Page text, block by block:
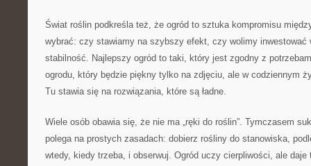
Świat roślin podkreśla też, że ogród to sztuka kompromisu
wybrać: czy stawiamy na szybszy efekt, czy wolimy inwestować
stabilność. Najlepszy ogród to taki, który jest zgodny z
ogrodu, który będzie piękny tylko na zdjęciu, ale w codziennym
Tu stawia się na rozwiązania, które są ładne.
Wiele osób obawia się, że nie ma „ręki do roślin”. Tymczasem
polega na prostych zasadach: dobierz rośliny do stanowiska,
wtedy, kiedy trzeba, i obserwuj. Ogród uczy cierpliwości, ale